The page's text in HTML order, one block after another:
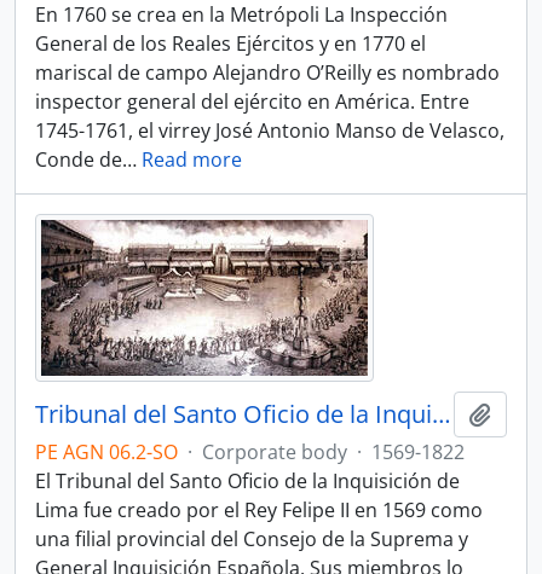
En 1760 se crea en la Metrópoli La Inspección
General de los Reales Ejércitos y en 1770 el
mariscal de campo Alejandro O’Reilly es nombrado
inspector general del ejército en América. Entre
1745-1761, el virrey José Antonio Manso de Velasco,
Conde de… Read more
Tribunal del Santo Oficio de la Inquisición de Lima
PE AGN 06.2-SO · Corporate body · 1569-1822
El Tribunal del Santo Oficio de la Inquisición de
Lima fue creado por el Rey Felipe II en 1569 como
una filial provincial del Consejo de la Suprema y
General Inquisición Española. Sus miembros lo